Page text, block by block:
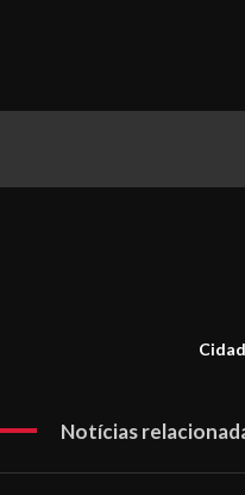
Notícias